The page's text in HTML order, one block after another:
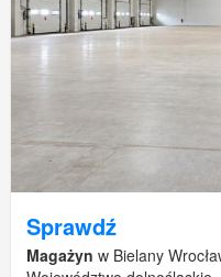
Sprawdź
Magażyn w Bielany